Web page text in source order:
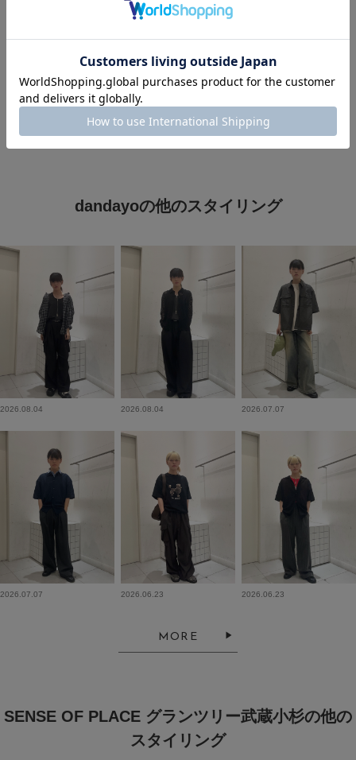
#スラックス #ワイドパンツ
#シンプルコーデ #バッグ
dandayoの他のスタイリング
2026.08.04 2026.08.04 2026.07.07
2026.07.07 2026.06.23 2026.06.23
MORE
SENSE OF PLACE グランツリー武蔵小杉の他の
スタイリング